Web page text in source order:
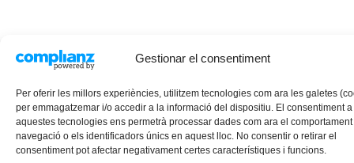
Gestionar el consentiment
Per oferir les millors experiències, utilitzem tecnologies com ara les galetes
per emmagatzemar i/o accedir a la informació del dispositiu. El consentiment a
aquestes tecnologies ens permetrà processar dades com ara el
navegació o els identificadors únics en aquest lloc. No consentir o retirar el
consentiment pot afectar negativament certes característiques i funcions.